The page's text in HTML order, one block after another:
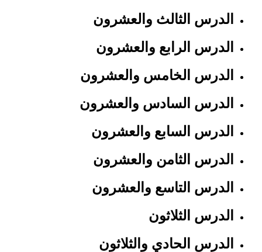
الدرس الثالث والعشرون
الدرس الرابع والعشرون
الدرس الخامس والعشرون
الدرس السادس والعشرون
الدرس السابع والعشرون
الدرس الثامن والعشرون
الدرس التاسع والعشرون
الدرس الثلاثون
الدرس الحادي والثلاثون